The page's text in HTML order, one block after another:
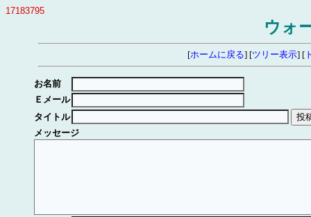
17183795
ウォ
[ホームに戻る] [ツリー表示] [
お名前
Ｅメール
タイトル
メッセージ